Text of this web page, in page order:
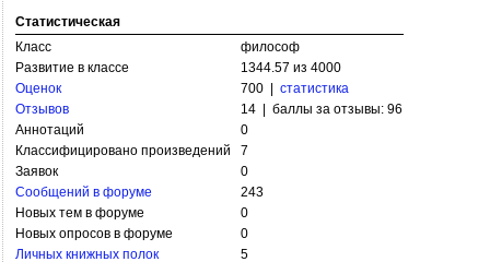
Статистическая
Класс
философ
Развитие в классе
1344.57 из 4000
Оценок
700 | статистика
Отзывов
14 | баллы за отзывы: 96
Аннотаций
0
Классифицировано произведений
7
Заявок
0
Сообщений в форуме
243
Новых тем в форуме
0
Новых опросов в форуме
0
Личных книжных полок
5